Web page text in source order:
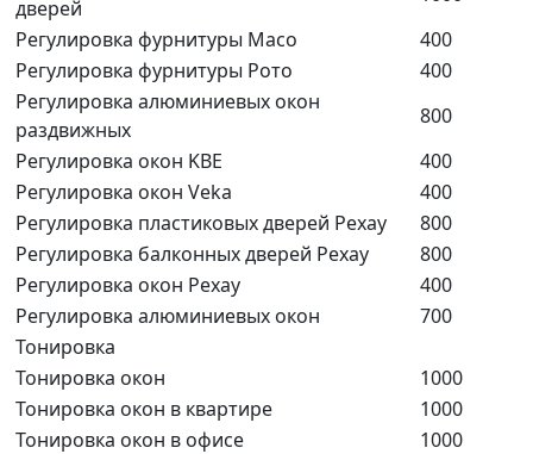
дверей
Регулировка фурнитуры Maco
400
Регулировка фурнитуры Рото
400
Регулировка алюминиевых окон
раздвижных
800
Регулировка окон KBE
400
Регулировка окон Veka
400
Регулировка пластиковых дверей Рехау
800
Регулировка балконных дверей Рехау
800
Регулировка окон Рехау
400
Регулировка алюминиевых окон
700
Тонировка
Тонировка окон
1000
Тонировка окон в квартире
1000
Тонировка окон в офисе
1000